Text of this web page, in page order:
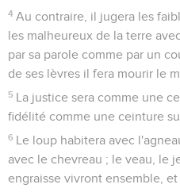
4 Au contraire, il jugera les
les malheureux de la terre
par sa parole comme par un
de ses lèvres il fera mourir le
5 La justice sera comme une
fidélité comme une ceinture
6 Le loup habitera avec
avec le chevreau ; le veau, le
engraisse vivront ensemble,